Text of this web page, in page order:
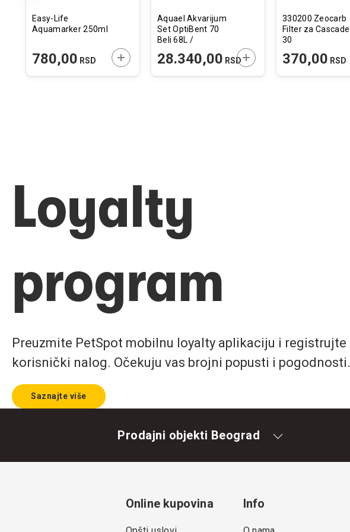
U KORPU
Easy-Life
Aquamarker 250ml
780,00 RSD DODAJTE U KORPU
Aquael Akvarijum
Set OptiBent 70
Beli 68L /
28.340,00 RSDDODAJTE U KORPU
330200 Zeocarb
Filter za Cascade
30
370,00 RSD
Loyalty
program
Preuzmite PetSpot mobilnu loyalty aplikaciju i registrujte
korisnički nalog. Očekuju vas brojni popusti i pogodnosti.
Saznajte više
Prodajni objekti Beograd
Online kupovina Info